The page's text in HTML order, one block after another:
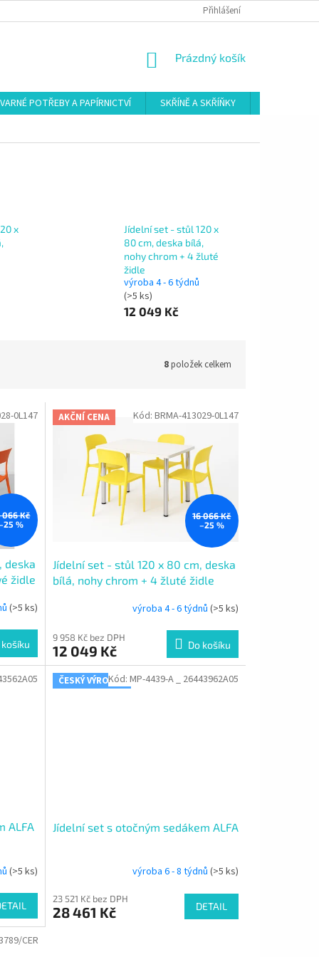
Přihlášení
NÁKUPNÍ
Prázdný košík
POTŘEBY A PAPÍRNICTVÍ SKŘÍNĚ A SKŘÍŇKY
x
Jídelní set - stůl 120 x
80 cm, deska bílá,
nohy chrom + 4 žluté
židle
výroba 4 - 6 týdnů
(>5 ks)
12 049 Kč
8položek celkem
066 Kč
%
deska
židle
(>5 ks)
košíku
0L147 AKČNÍ CENA
16 066 Kč
–25 %
Jídelní set - stůl 120 x 80 cm, deska
bílá, nohy chrom + 4 žluté židle
výroba 4 - 6 týdnů (>5 ks)
9 958 Kč bez DPH
12 049 Kč Do košíku
Kód: BRMA-413029-0L147
ALFA
(>5 ks)
ČESKÝ VÝROBEK
Jídelní set s otočným sedákem ALFA
výroba 6 - 8 týdnů (>5 ks)
23 521 Kč bez DPH
28 461 Kč DETAIL
Kód: MP-4439-A _ 26443962A05
CER